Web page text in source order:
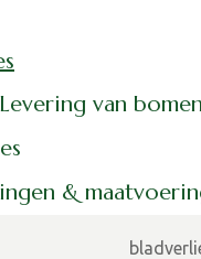
van
&